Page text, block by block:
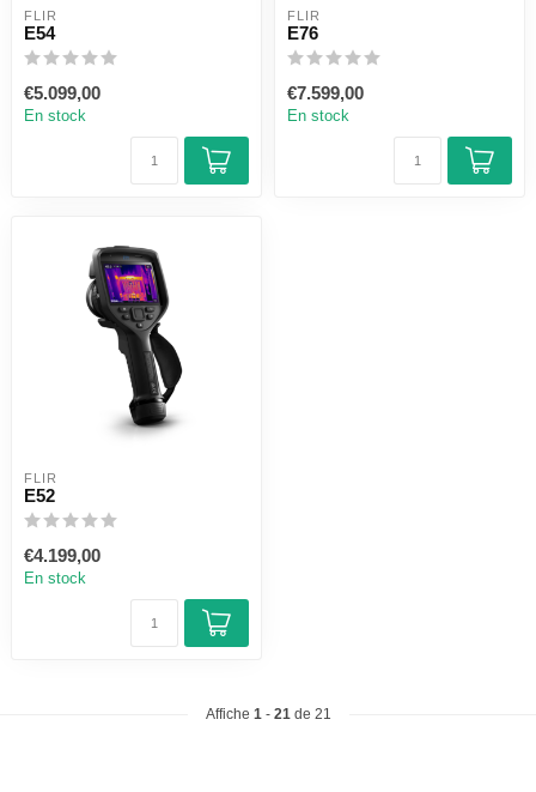
FLIR
E54
€5.099,00
En stock
FLIR
E76
€7.599,00
En stock
FLIR
E52
€4.199,00
En stock
Affiche 1- 21de 21